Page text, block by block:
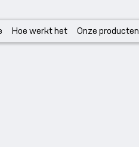
Hoe werkt het Onze producten